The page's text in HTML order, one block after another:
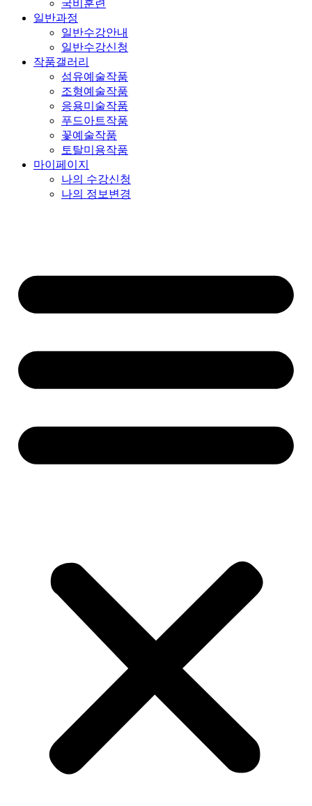
국비훈련
일반과정
일반수강안내
일반수강신청
작품갤러리
섬유예술작품
조형예술작품
응용미술작품
푸드아트작품
꽃예술작품
토탈미용작품
마이페이지
나의 수강신청
나의 정보변경